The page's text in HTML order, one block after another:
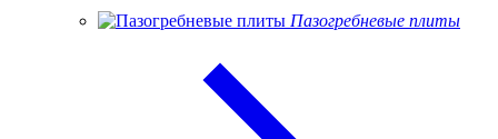
Пазогребневые плиты